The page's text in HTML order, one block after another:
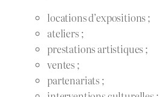
locations d’expositions ;
ateliers ;
prestations artistiques ;
ventes ;
partenariats ;